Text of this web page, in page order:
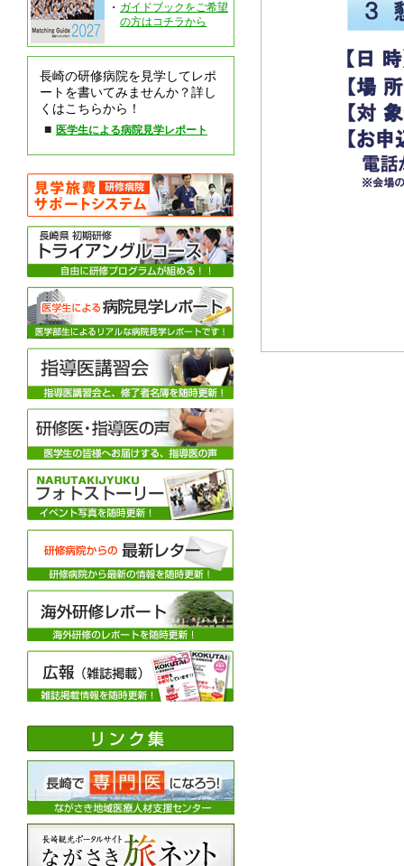
・ ガイドブックをご希望
の方はコチラから
長崎の研修病院を見学してレポ
ートを書いてみませんか？詳し
くはこちらから！
■ 医学生による病院見学レポート